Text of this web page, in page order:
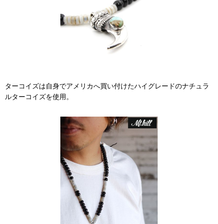
ターコイズは自身でアメリカへ買い付けたハイグレードのナチュラ
ルターコイズを使用。